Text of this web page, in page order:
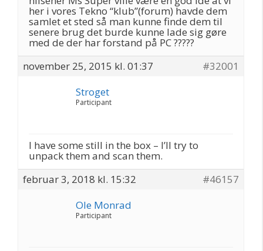
her i vores Tekno “klub”(forum) havde dem
samlet et sted så man kunne finde dem til
senere brug det burde kunne lade sig gøre
med de der har forstand på PC ?????
november 25, 2015 kl. 01:37
#32001
Stroget
Participant
I have some still in the box – I’ll try to
unpack them and scan them.
februar 3, 2018 kl. 15:32
#46157
Ole Monrad
Participant